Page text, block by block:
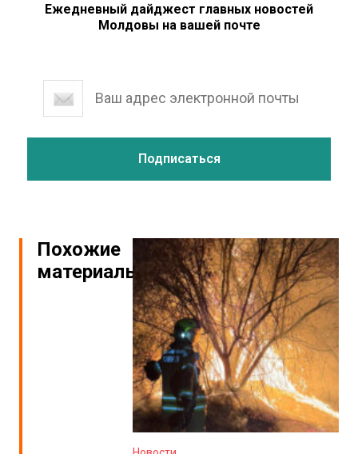
Ежедневный дайджест главных новостей
Молдовы на вашей почте
Похожие
материалы